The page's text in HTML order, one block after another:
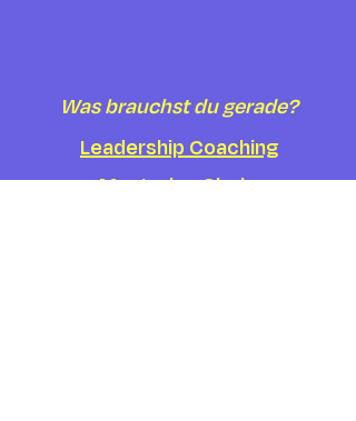
Was brauchst du gerade?
Leadership Coaching
Mentoring Circle